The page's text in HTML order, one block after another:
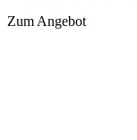
Zum Angebot